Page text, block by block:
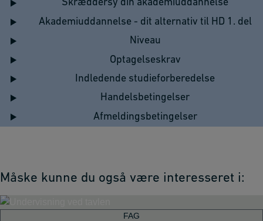
Skræddersy din akademiuddannelse
Akademiuddannelse - dit alternativ til HD 1. del
Niveau
Optagelseskrav
Indledende studieforberedelse
Handelsbetingelser
Afmeldingsbetingelser
Måske kunne du også være interesseret i:
FAG